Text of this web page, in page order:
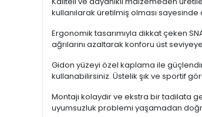
kullanılarak üretilmiş olması
Ergonomik tasarımıyla dikkat çeken
ağrılarını azaltarak konforu üst
Gidon yüzeyi özel kaplama ile
kullanabilirsiniz. Üstelik şık ve sportif
Montajı kolaydır ve ekstra bir tadilata
uyumsuzluk problemi yaşamadan